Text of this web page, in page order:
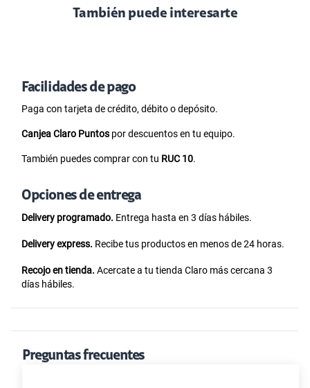
También puede interesarte
Facilidades de pago
Paga con tarjeta de crédito, débito o depósito.
Canjea Claro Puntos por descuentos en tu equipo.
También puedes comprar con tu RUC 10.
Opciones de entrega
Delivery programado. Entrega hasta en 3 días hábiles.
Delivery express. Recibe tus productos en menos de 24 horas.
Recojo en tienda. Acercate a tu tienda Claro más cercana 3
días hábiles.
Preguntas frecuentes